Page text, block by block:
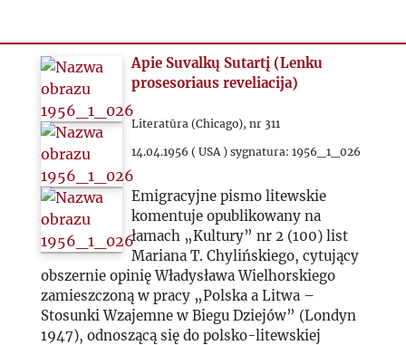
2020
2022
2024
2025
Apie Suvalkų Sutartį (Lenku
prosesoriaus reveliacija)
Literatūra (Chicago), nr 311
14.04.1956 ( USA ) sygnatura: 1956_1_026
Emigracyjne pismo litewskie
komentuje opublikowany na
łamach „Kultury” nr 2 (100) list
Mariana T. Chylińskiego, cytujący
obszernie opinię Władysława Wielhorskiego
zamieszczoną w pracy „Polska a Litwa –
Stosunki Wzajemne w Biegu Dziejów” (Londyn
1947), odnoszącą się do polsko-litewskiej